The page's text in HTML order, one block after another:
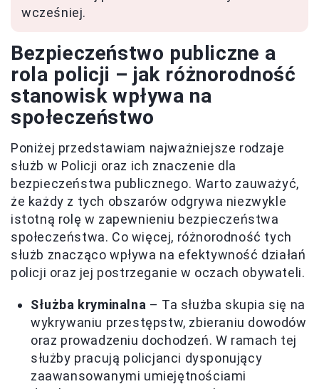
wcześniej.
Bezpieczeństwo publiczne a
rola policji – jak różnorodność
stanowisk wpływa na
społeczeństwo
Poniżej przedstawiam najważniejsze rodzaje
służb w Policji oraz ich znaczenie dla
bezpieczeństwa publicznego. Warto zauważyć,
że każdy z tych obszarów odgrywa niezwykle
istotną rolę w zapewnieniu bezpieczeństwa
społeczeństwa. Co więcej, różnorodność tych
służb znacząco wpływa na efektywność działań
policji oraz jej postrzeganie w oczach obywateli.
Służba kryminalna – Ta służba skupia się na
wykrywaniu przestępstw, zbieraniu dowodów
oraz prowadzeniu dochodzeń. W ramach tej
służby pracują policjanci dysponujący
zaawansowanymi umiejętnościami